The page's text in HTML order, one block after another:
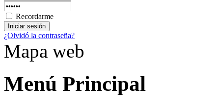
Recordarme
¿Olvidó la contraseña?
Mapa web
Menú Principal